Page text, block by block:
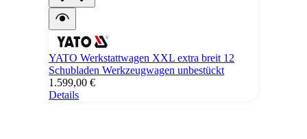
YATO Werkstattwagen XXL extra breit 12
Schubladen Werkzeugwagen unbestückt
1.599,00 €
Details